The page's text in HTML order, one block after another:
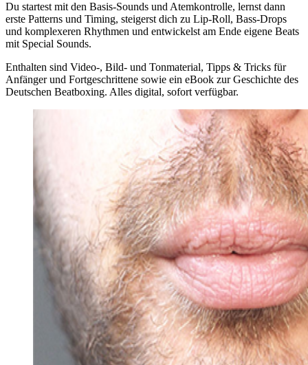
Du startest mit den Basis-Sounds und Atemkontrolle, lernst dann
erste Patterns und Timing, steigerst dich zu Lip-Roll, Bass-Drops
und komplexeren Rhythmen und entwickelst am Ende eigene Beats
mit Special Sounds.
Enthalten sind Video-, Bild- und Tonmaterial, Tipps & Tricks für
Anfänger und Fortgeschrittene sowie ein eBook zur Geschichte des
Deutschen Beatboxing. Alles digital, sofort verfügbar.